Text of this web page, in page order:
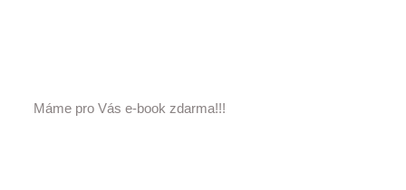
Máme pro Vás e-book zdarma!!!